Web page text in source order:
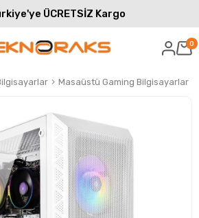
ÜCRETSİZ Kargo
0
Masaüstü Gaming Bilgisayarlar